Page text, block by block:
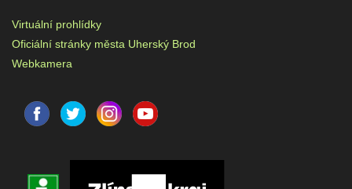
Virtuální prohlídky
Oficiální stránky města Uherský Brod
Webkamera